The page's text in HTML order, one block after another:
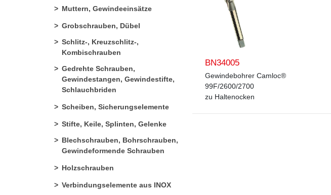
Muttern, Gewindeeinsätze
Grobschrauben, Dübel
Schlitz-, Kreuzschlitz-,
Kombischrauben
Gedrehte Schrauben,
Gewindestangen, Gewindestifte,
Schlauchbriden
Scheiben, Sicherungselemente
Stifte, Keile, Splinten, Gelenke
Blechschrauben, Bohrschrauben,
Gewindeformende Schrauben
Holzschrauben
Verbindungselemente aus INOX
BN34005
Gewindebohrer Camloc®
99F/2600/2700
zu Haltenocken